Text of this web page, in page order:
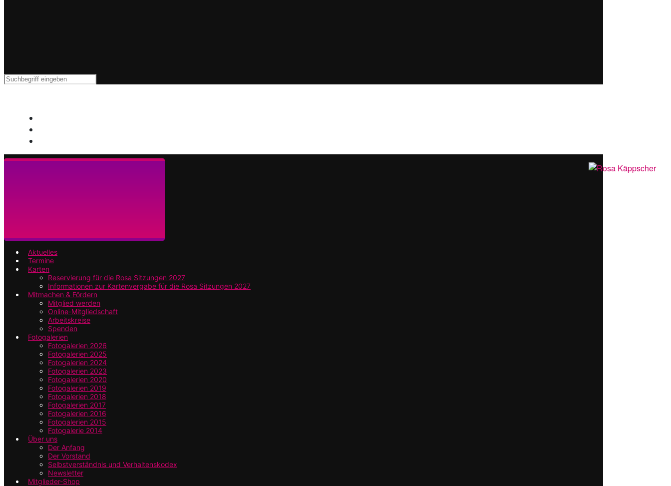
Aktuelles
Termine
Karten
Reservierung für die Rosa Sitzungen 2027
Informationen zur Kartenvergabe für die Rosa Sitzungen 2027
Mitmachen & Fördern
Mitglied werden
Online-Mitgliedschaft
Arbeitskreise
Spenden
Fotogalerien
Fotogalerien 2026
Fotogalerien 2025
Fotogalerien 2024
Fotogalerien 2023
Fotogalerien 2020
Fotogalerien 2019
Fotogalerien 2018
Fotogalerien 2017
Fotogalerien 2016
Fotogalerien 2015
Fotogalerie 2014
Über uns
Der Anfang
Der Vorstand
Selbstverständnis und Verhaltenskodex
Newsletter
Mitglieder-Shop